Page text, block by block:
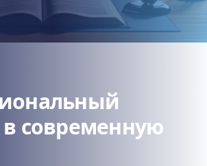
современную